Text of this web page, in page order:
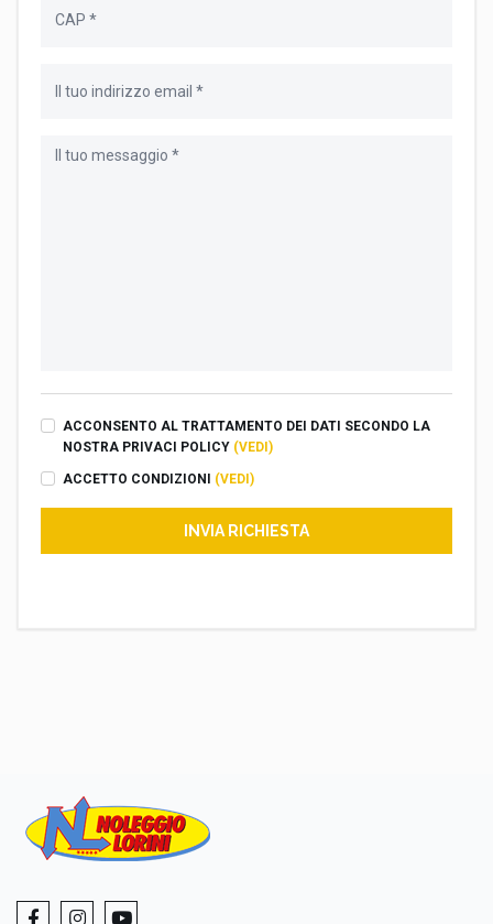
ACCONSENTO AL TRATTAMENTO DEI DATI SECONDO LA
NOSTRA PRIVACI POLICY (VEDI)
ACCETTO CONDIZIONI (VEDI)
INVIA RICHIESTA